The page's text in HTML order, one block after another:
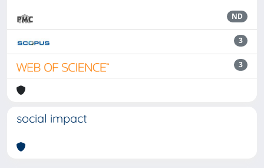
ND
3
3
social impact